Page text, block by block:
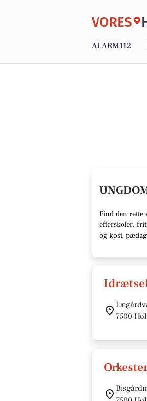
VORES
ALARM112
Find den rette
efterskoler,
og kost,
7500